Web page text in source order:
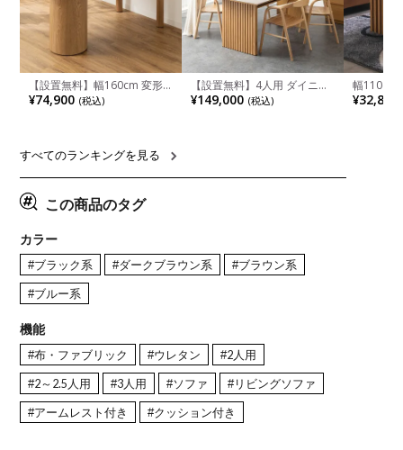
【設置無料】幅160cm 変形
半円 ダイニングテーブル モ
ルタル風 LENAS コンクリー
リア風 グレージュ
¥74,900 (税込)
【設置無料】4人用 ダイニン
グテーブルセット 5点 LUGA
セラミックテーブル おしゃれ
¥149,000 (税込)
幅110cm
木目調 リ
付き 長方
¥32,800
すべてのランキングを見る
この商品のタグ
カラー
#ブラック系 #ダークブラウン系 #ブラウン系
#ブルー系
機能
#布・ファブリック #ウレタン #2人用
#2～2.5人用 #3人用 #ソファ #リビングソファ
#アームレスト付き #クッション付き